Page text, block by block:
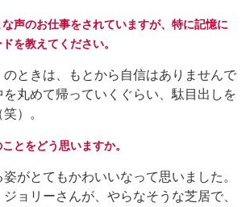
な声のお仕事をされていますが、特に記憶に
を教えてください。
ときは、もとから自信はありませんで
を丸めて帰っていくぐらい、駄目出しを
）。
とをどう思いますか。
がとてもかわいいなって思いました。
ョリーさんが、やらなそうな芝居で、